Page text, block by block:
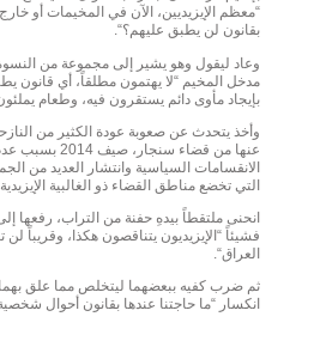
“معظم الإيزيديين، الآن في المخيمات أو
بقانون لن يطبق عليهم؟“.
وعاد ليقول وهو يشير إلى مجموعة من
مدخل المخيم “لا يهتمون مطلقاً، أي قانون
بإيجاد مأوى دائم يستقرون فيه، وطعام
وأخذ يتحدث عن صعوبة عودة الكثير من
عنها من قضاء
الانقسامات السياسية وانتشار العديد من
التي تخضع مناطق القضاء ذو الغالبية
انحنى ملتقطاً بيدهِ حفنة من التراب، رفعها
فشيئاً “الإيزيديون يتناقصون هكذا، وقريباً لن
العراق“.
ثم ضرب كفيه ببعضهما ليتخلص مما علق بهما
انكسار “ما حاجتنا عندها بقانون أحوال